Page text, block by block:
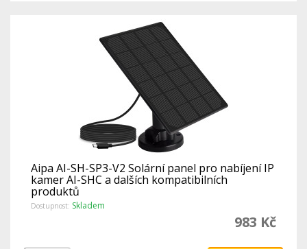
Aipa AI-SH-SP3-V2 Solární panel pro nabíjení IP
kamer AI-SHC a dalších kompatibilních
produktů
Dostupnost: Skladem
983 Kč